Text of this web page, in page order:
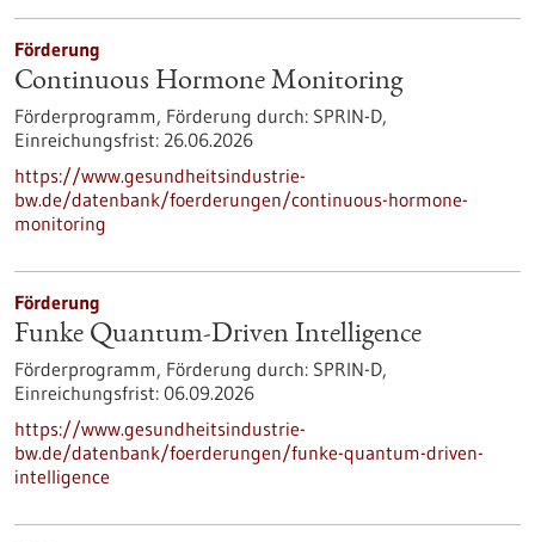
Förderung
Continuous Hormone Monitoring
Förderprogramm, Förderung durch: SPRIN-D,
Einreichungsfrist: 26.06.2026
https://www.gesundheitsindustrie-
bw.de/datenbank/foerderungen/continuous-hormone-
monitoring
Förderung
Funke Quantum-Driven Intelligence
Förderprogramm, Förderung durch: SPRIN-D,
Einreichungsfrist: 06.09.2026
https://www.gesundheitsindustrie-
bw.de/datenbank/foerderungen/funke-quantum-driven-
intelligence